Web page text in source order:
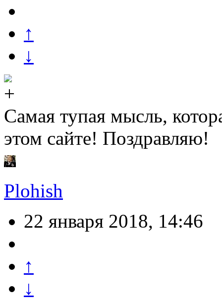
↑
↓
Самая тупая мысль,
этом сайте! Поздравляю!
Plohish
22 января 2018, 14:46
↑
↓